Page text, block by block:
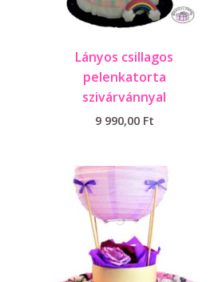
Lányos csillagos
pelenkatorta
szivárvánnyal
9 990,00 Ft